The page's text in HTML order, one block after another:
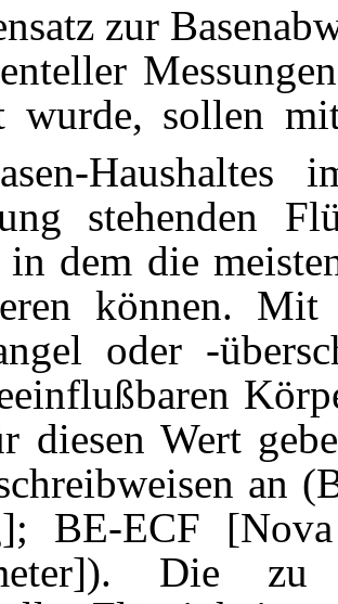
zur
wurde, sollen
stehenden
in dem die
können. Mit
oder -
diesen Wert
an
BE-ECF
Die zu